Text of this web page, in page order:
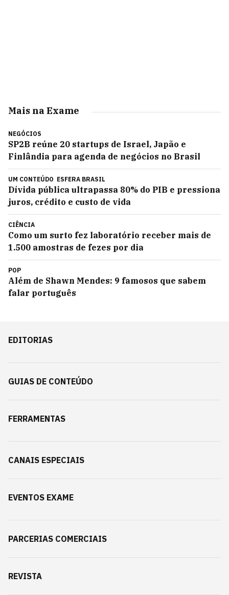
Mais na Exame
NEGÓCIOS
SP2B reúne 20 startups de Israel, Japão e
Finlândia para agenda de negócios no Brasil
UM CONTEÚDO ESFERA BRASIL
Dívida pública ultrapassa 80% do PIB e pressiona
juros, crédito e custo de vida
CIÊNCIA
Como um surto fez laboratório receber mais de
1.500 amostras de fezes por dia
POP
Além de Shawn Mendes: 9 famosos que sabem
falar português
EDITORIAS
GUIAS DE CONTEÚDO
FERRAMENTAS
CANAIS ESPECIAIS
EVENTOS EXAME
PARCERIAS COMERCIAIS
REVISTA